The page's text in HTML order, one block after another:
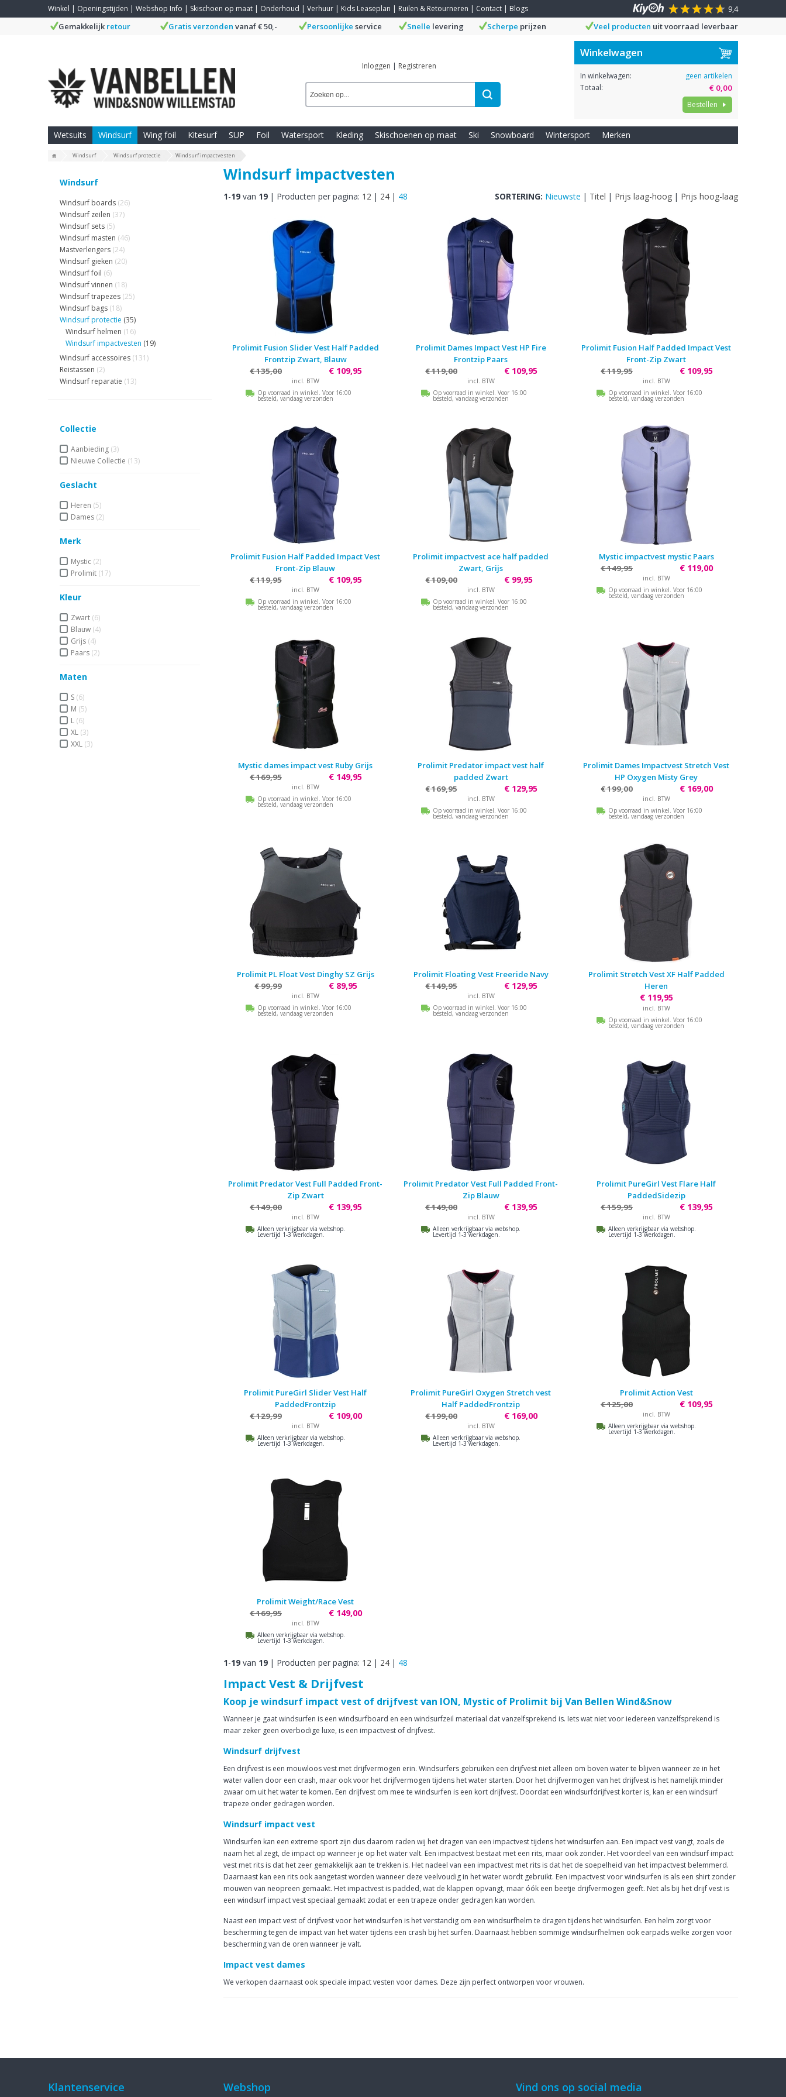
Winkel | Openingstijden | Webshop Info | Skischoen op maat | Onderhoud | Verhuur | Kids Leaseplan | Ruilen & Retourneren | Contact | Blogs
9,4
Gemakkelijk retour Gratis verzonden vanaf € 50,- Persoonlijke service Snelle levering Scherpe prijzen Veel producten uit voorraad leverbaar
Inloggen | Registreren
Winkelwagen
In winkelwagen:
geen artikelen
Totaal:
€ 0,00
Bestellen
Wetsuits Windsurf Wing foil Kitesurf SUP Foil Watersport Kleding Skischoenen op maat Ski Snowboard Wintersport Merken
Windsurf Windsurf protectie Windsurf impactvesten
Windsurf
Windsurf boards (26)
Windsurf zeilen (37)
Windsurf sets (5)
Windsurf masten (46)
Mastverlengers (24)
Windsurf gieken (20)
Windsurf foil (6)
Windsurf vinnen (18)
Windsurf trapezes (25)
Windsurf bags (18)
Windsurf protectie (35)
Windsurf helmen (16)
Windsurf impactvesten (19)
Windsurf accessoires (131)
Reistassen (2)
Windsurf reparatie (13)
Collectie
Aanbieding (3)
Nieuwe Collectie (13)
Geslacht
Heren (5)
Dames (2)
Merk
Mystic (2)
Prolimit (17)
Kleur
Zwart (6)
Blauw (4)
Grijs (4)
Paars (2)
Maten
S (6)
M (5)
L (6)
XL (3)
XXL (3)
Windsurf impactvesten
1-19 van 19 | Producten per pagina: 12 | 24 | 48 SORTERING: Nieuwste | Titel | Prijs laag-hoog | Prijs hoog-laag
Prolimit Fusion Slider Vest Half Padded
Frontzip Zwart, Blauw
€ 135,00
€ 109,95
incl. BTW
Op voorraad in winkel. Voor 16:00
besteld, vandaag verzonden
Prolimit Dames Impact Vest HP Fire
Frontzip Paars
€ 119,00
€ 109,95
incl. BTW
Op voorraad in winkel. Voor 16:00
besteld, vandaag verzonden
Prolimit Fusion Half Padded Impact Vest
Front-Zip Zwart
€ 119,95
€ 109,95
incl. BTW
Op voorraad in winkel. Voor 16:00
besteld, vandaag verzonden
Prolimit Fusion Half Padded Impact Vest
Front-Zip Blauw
€ 119,95
€ 109,95
incl. BTW
Op voorraad in winkel. Voor 16:00
besteld, vandaag verzonden
Prolimit impactvest ace half padded
Zwart, Grijs
€ 109,00
€ 99,95
incl. BTW
Op voorraad in winkel. Voor 16:00
besteld, vandaag verzonden
Mystic impactvest mystic Paars
€ 149,95
€ 119,00
incl. BTW
Op voorraad in winkel. Voor 16:00
besteld, vandaag verzonden
Mystic dames impact vest Ruby Grijs
€ 169,95
€ 149,95
incl. BTW
Op voorraad in winkel. Voor 16:00
besteld, vandaag verzonden
Prolimit Predator impact vest half
padded Zwart
€ 169,95
€ 129,95
incl. BTW
Op voorraad in winkel. Voor 16:00
besteld, vandaag verzonden
Prolimit Dames Impactvest Stretch Vest
HP Oxygen Misty Grey
€ 199,00
€ 169,00
incl. BTW
Op voorraad in winkel. Voor 16:00
besteld, vandaag verzonden
Prolimit PL Float Vest Dinghy SZ Grijs
€ 99,99
€ 89,95
incl. BTW
Op voorraad in winkel. Voor 16:00
besteld, vandaag verzonden
Prolimit Floating Vest Freeride Navy
€ 149,95
€ 129,95
incl. BTW
Op voorraad in winkel. Voor 16:00
besteld, vandaag verzonden
Prolimit Stretch Vest XF Half Padded
Heren
€ 119,95
incl. BTW
Op voorraad in winkel. Voor 16:00
besteld, vandaag verzonden
Prolimit Predator Vest Full Padded Front-
Zip Zwart
€ 149,00
€ 139,95
incl. BTW
Alleen verkrijgbaar via webshop.
Levertijd 1-3 werkdagen.
Prolimit Predator Vest Full Padded Front-
Zip Blauw
€ 149,00
€ 139,95
incl. BTW
Alleen verkrijgbaar via webshop.
Levertijd 1-3 werkdagen.
Prolimit PureGirl Vest Flare Half
PaddedSidezip
€ 159,95
€ 139,95
incl. BTW
Alleen verkrijgbaar via webshop.
Levertijd 1-3 werkdagen.
Prolimit PureGirl Slider Vest Half
PaddedFrontzip
€ 129,99
€ 109,00
incl. BTW
Alleen verkrijgbaar via webshop.
Levertijd 1-3 werkdagen.
Prolimit PureGirl Oxygen Stretch vest
Half PaddedFrontzip
€ 199,00
€ 169,00
incl. BTW
Alleen verkrijgbaar via webshop.
Levertijd 1-3 werkdagen.
Prolimit Action Vest
€ 125,00
€ 109,95
incl. BTW
Alleen verkrijgbaar via webshop.
Levertijd 1-3 werkdagen.
Prolimit Weight/Race Vest
€ 169,95
€ 149,00
incl. BTW
Alleen verkrijgbaar via webshop.
Levertijd 1-3 werkdagen.
1-19 van 19 | Producten per pagina: 12 | 24 | 48
Impact Vest & Drijfvest
Koop je windsurf impact vest of drijfvest van ION, Mystic of Prolimit bij Van Bellen Wind&Snow
Wanneer je gaat windsurfen is een windsurfboard en een windsurfzeil materiaal dat vanzelfsprekend is. Iets wat niet voor iedereen vanzelfsprekend is
maar zeker geen overbodige luxe, is een impactvest of drijfvest.
Windsurf drijfvest
Een drijfvest is een mouwloos vest met drijfvermogen erin. Windsurfers gebruiken een drijfvest niet alleen om boven water te blijven wanneer ze in het
water vallen door een crash, maar ook voor het drijfvermogen tijdens het water starten. Door het drijfvermogen van het drijfvest is het namelijk minder
zwaar om uit het water te komen. Een drijfvest om mee te windsurfen is een kort drijfvest. Doordat een windsurfdrijfvest korter is, kan er een windsurf
trapeze onder gedragen worden.
Windsurf impact vest
Windsurfen kan een extreme sport zijn dus daarom raden wij het dragen van een impactvest tijdens het windsurfen aan. Een impact vest vangt, zoals de
naam het al zegt, de impact op wanneer je op het water valt. Een impactvest bestaat met een rits, maar ook zonder. Het voordeel van een windsurf impact
vest met rits is dat het zeer gemakkelijk aan te trekken is. Het nadeel van een impactvest met rits is dat het de soepelheid van het impactvest belemmerd.
Daarnaast kan een rits ook aangetast worden wanneer deze veelvoudig in het water wordt gebruikt. Een impactvest voor windsurfen is als een shirt zonder
mouwen van neopreen gemaakt. Het impactvest is padded, wat de klappen opvangt, maar óók een beetje drijfvermogen geeft. Net als bij het drijf vest is
een windsurf impact vest speciaal gemaakt zodat er een trapeze onder gedragen kan worden.
Naast een impact vest of drijfvest voor het windsurfen is het verstandig om een windsurfhelm te dragen tijdens het windsurfen. Een helm zorgt voor
bescherming tegen de impact van het water tijdens een crash bij het surfen. Daarnaast hebben sommige windsurfhelmen ook earpads welke zorgen voor
bescherming van de oren wanneer je valt.
Impact vest dames
We verkopen daarnaast ook speciale impact vesten voor dames. Deze zijn perfect ontworpen voor vrouwen.
Klantenservice Webshop Vind ons op social media